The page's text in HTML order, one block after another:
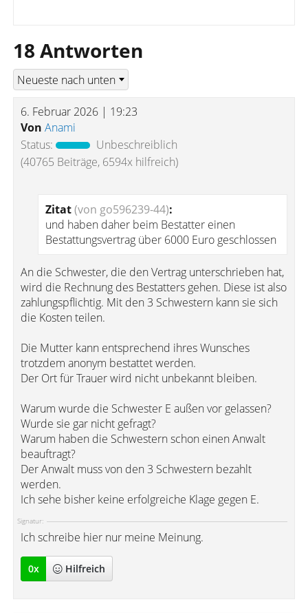
18 Antworten
6. Februar 2026 | 19:23
Von Anami
Status:
Unbeschreiblich
(40765 Beiträge, 6594x hilfreich)
Zitat(von go596239-44):
und haben daher beim Bestatter einen
Bestattungsvertrag über 6000 Euro geschlossen
An die Schwester, die den Vertrag unterschrieben hat,
wird die Rechnung des Bestatters gehen. Diese ist also
zahlungspflichtig. Mit den 3 Schwestern kann sie sich
die Kosten teilen.
Die Mutter kann entsprechend ihres Wunsches
trotzdem anonym bestattet werden.
Der Ort für Trauer wird nicht unbekannt bleiben.
Warum wurde die Schwester E außen vor gelassen?
Wurde sie gar nicht gefragt?
Warum haben die Schwestern schon einen Anwalt
beauftragt?
Der Anwalt muss von den 3 Schwestern bezahlt
werden.
Ich sehe bisher keine erfolgreiche Klage gegen E.
Signatur:
Ich schreibe hier nur meine Meinung.
0x Hilfreich